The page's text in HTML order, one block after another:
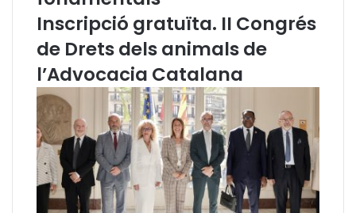
g
u
t
í
J
u
a
n
d
ó
i
R
Inscripció gratuïta. II Congrés
de Drets dels animals de
l’Advocacia Catalana